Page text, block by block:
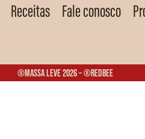
Receitas Fale conosco
®Massa Leve 2026 – ®Redbee